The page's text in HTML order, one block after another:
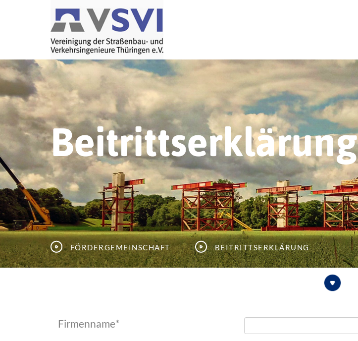
Beitrittserklärung
Fördergemeinschaft Beitrittserklärung
Firmenname*